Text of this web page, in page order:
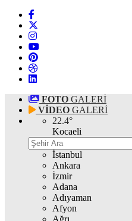
FOTO GALERİ
VİDEO GALERİ
22.4°
Kocaeli
İstanbul
Ankara
İzmir
Adana
Adıyaman
Afyon
Ağrı